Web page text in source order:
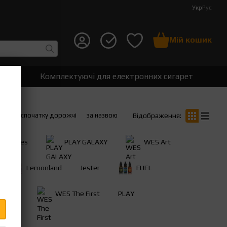
УкрРус
Мій кошик
Комплектуючі для електронних сигарет
спочатку дорожчі за назвою Відображення:
Vapes PLAY GALAXY WES Art
Lemonland Jester FUEL
WES The First PLAY